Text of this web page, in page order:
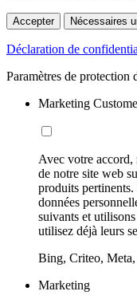
Accepter Nécessaires
Déclaration de
Paramètres de protection
Marketing
Avec votre accord,
de notre site web
produits
données
suivants et
utilisez déjà leurs
Bing, Criteo,
Marketing